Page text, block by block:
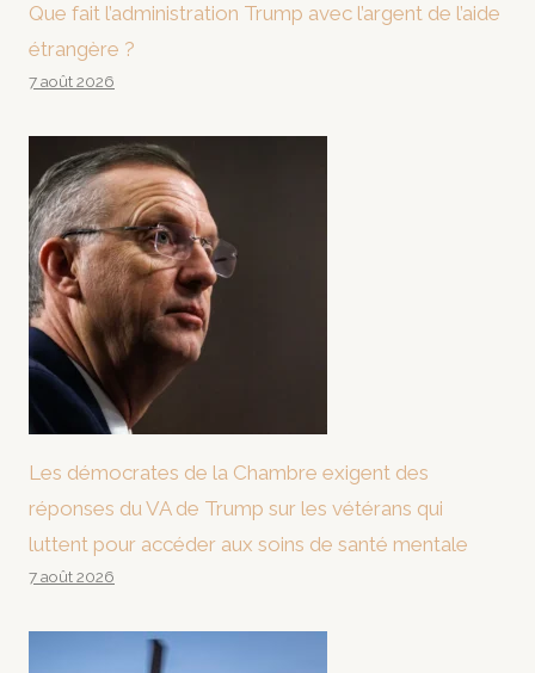
Que fait l’administration Trump avec l’argent de l’aide
étrangère ?
7 août 2026
Les démocrates de la Chambre exigent des
réponses du VA de Trump sur les vétérans qui
luttent pour accéder aux soins de santé mentale
7 août 2026